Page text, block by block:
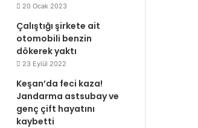
20 Ocak 2023
Çalıştığı şirkete ait
otomobili benzin
dökerek yaktı
23 Eylül 2022
Keşan’da feci kaza!
Jandarma astsubay ve
genç çift hayatını
kaybetti